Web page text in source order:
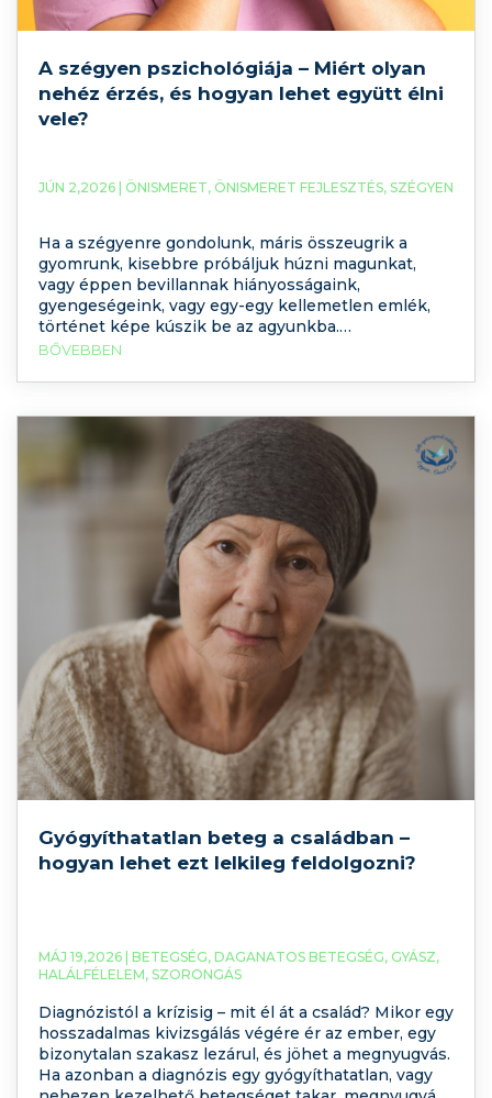
A szégyen pszichológiája – Miért olyan
nehéz érzés, és hogyan lehet együtt élni
vele?
JÚN 2,2026 | ÖNISMERET, ÖNISMERET FEJLESZTÉS, SZÉGYEN
Ha a szégyenre gondolunk, máris összeugrik a
gyomrunk, kisebbre próbáljuk húzni magunkat,
vagy éppen bevillannak hiányosságaink,
gyengeségeink, vagy egy-egy kellemetlen emlék,
történet képe kúszik be az agyunkba.
Tapasztalatom szerint a szégyen az egyik
ellenére, hogy mindenki megtapasztalja élete során,
elrejtjük, letagadjuk, vagy más érzések
BŐVEBBEN
Gyógyíthatatlan beteg a családban –
hogyan lehet ezt lelkileg feldolgozni?
MÁJ 19,2026 | BETEGSÉG, DAGANATOS BETEGSÉG, GYÁSZ,
HALÁLFÉLELEM, SZORONGÁS
Diagnózistól a krízisig – mit él át a család? Mikor egy
hosszadalmas kivizsgálás végére ér az ember, egy
bizonytalan szakasz lezárul, és jöhet a megnyugvás.
Ha azonban a diagnózis egy gyógyíthatatlan, vagy